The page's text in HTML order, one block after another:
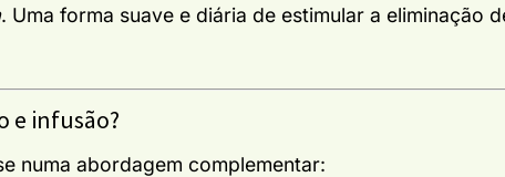
. Uma forma suave e diária de estimular a eliminação
e infusão?
numa abordagem complementar: